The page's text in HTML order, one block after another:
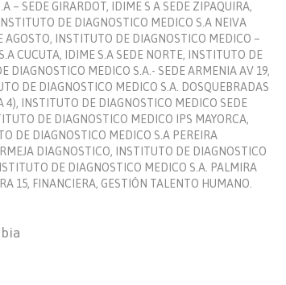
– SEDE GIRARDOT, IDIME S A SEDE ZIPAQUIRA,
DE DIAGNOSTICO MEDICO S.A NEIVA
AGOSTO, INSTITUTO DE DIAGNOSTICO MEDICO –
CUCUTA, IDIME S.A SEDE NORTE, INSTITUTO DE
DIAGNOSTICO MEDICO S.A.- SEDE ARMENIA AV 19,
DE DIAGNOSTICO MEDICO S.A. DOSQUEBRADAS
4), INSTITUTO DE DIAGNOSTICO MEDICO SEDE
DE DIAGNOSTICO MEDICO IPS MAYORCA,
DE DIAGNOSTICO MEDICO S.A PEREIRA
DIAGNOSTICO, INSTITUTO DE DIAGNOSTICO
DE DIAGNOSTICO MEDICO S.A. PALMIRA
15, FINANCIERA, GESTIÓN TALENTO HUMANO.